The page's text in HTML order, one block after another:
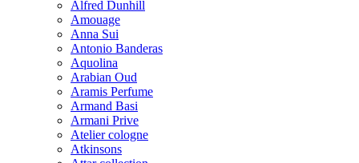
Alfred Dunhill
Amouage
Anna Sui
Antonio Banderas
Aquolina
Arabian Oud
Aramis Perfume
Armand Basi
Armani Prive
Atelier cologne
Atkinsons